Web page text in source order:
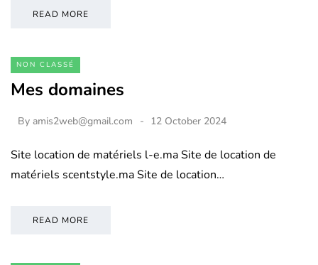
READ MORE
NON CLASSÉ
Mes domaines
By amis2web@gmail.com 12 October 2024
Site location de matériels l-e.ma Site de location de
matériels scentstyle.ma Site de location…
READ MORE